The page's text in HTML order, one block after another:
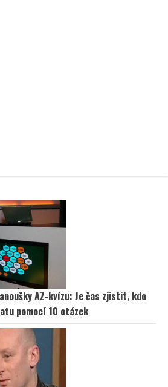
AZ-kvízu: Je čas zjistit, kdo
pomocí 10 otázek